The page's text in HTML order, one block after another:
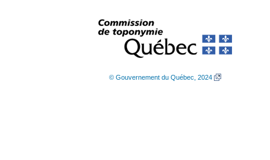
© Gouvernement du Québec, 2024